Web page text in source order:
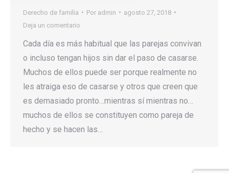
Derecho de familia Por admin
agosto 27, 2018
Deja un comentario
Cada día es más habitual que las parejas convivan
o incluso tengan hijos sin dar el paso de casarse.
Muchos de ellos puede ser porque realmente no
les atraiga eso de casarse y otros que creen que
es demasiado pronto…mientras sí mientras no…
muchos de ellos se constituyen como pareja de
hecho y se hacen las…